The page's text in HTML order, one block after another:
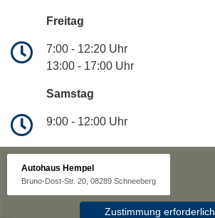
Freitag
7:00 - 12:20 Uhr
13:00 - 17:00 Uhr
Samstag
9:00 - 12:00 Uhr
Autohaus Hempel
Bruno-Dost-Str. 20, 08289 Schneeberg
Zustimmung erforderlich